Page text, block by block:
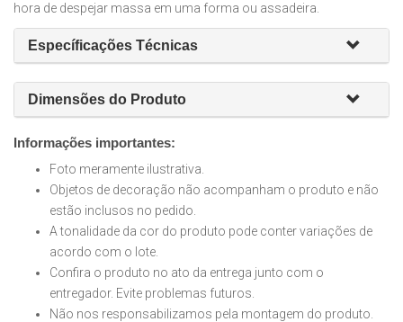
hora de despejar massa em uma forma ou assadeira.
Específicações Técnicas
Dimensões do Produto
Informações importantes:
Foto meramente ilustrativa.
Objetos de decoração não acompanham o produto e não
estão inclusos no pedido.
A tonalidade da cor do produto pode conter variações de
acordo com o lote.
Confira o produto no ato da entrega junto com o
entregador. Evite problemas futuros.
Não nos responsabilizamos pela montagem do produto.